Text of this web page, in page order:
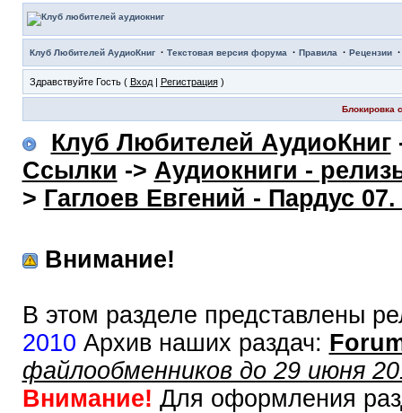
Клуб Любителей АудиоКниг· Текстовая версия форума · Правила · Рецензии
Здравствуйте Гость ( Вход| Регистрация)
Блокировка
Клуб Любителей АудиоКниг
Ссылки -> Аудиокниги -
> Гаглоев Евгений - Пардус
Внимание!
В этом разделе представлены
2010 Архив наших раздач:
файлообменников до 29 июня
Внимание! Для оформления